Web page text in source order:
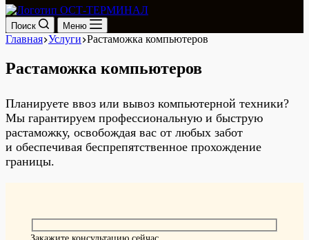
Поиск Меню
Главная Услуги Растаможка компьютеров
Растаможка компьютеров
Планируете ввоз или вывоз компьютерной техники?
Мы гарантируем профессиональную и быструю
растаможку, освобождая вас от любых забот
и обеспечивая беспрепятственное прохождение
границы.